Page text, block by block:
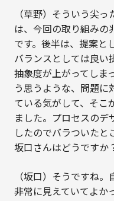
（草野）そういう尖
は、今回の取り組みの
です。後半は、提案と
バランスとしては良い
抽象度が上がってしま
う思うような、問題に
ている気がして、そこ
ました。プロセスのデ
したのでバラついたと
坂口さんはどうですか
（坂口）そうですね
非常に見えていてよか